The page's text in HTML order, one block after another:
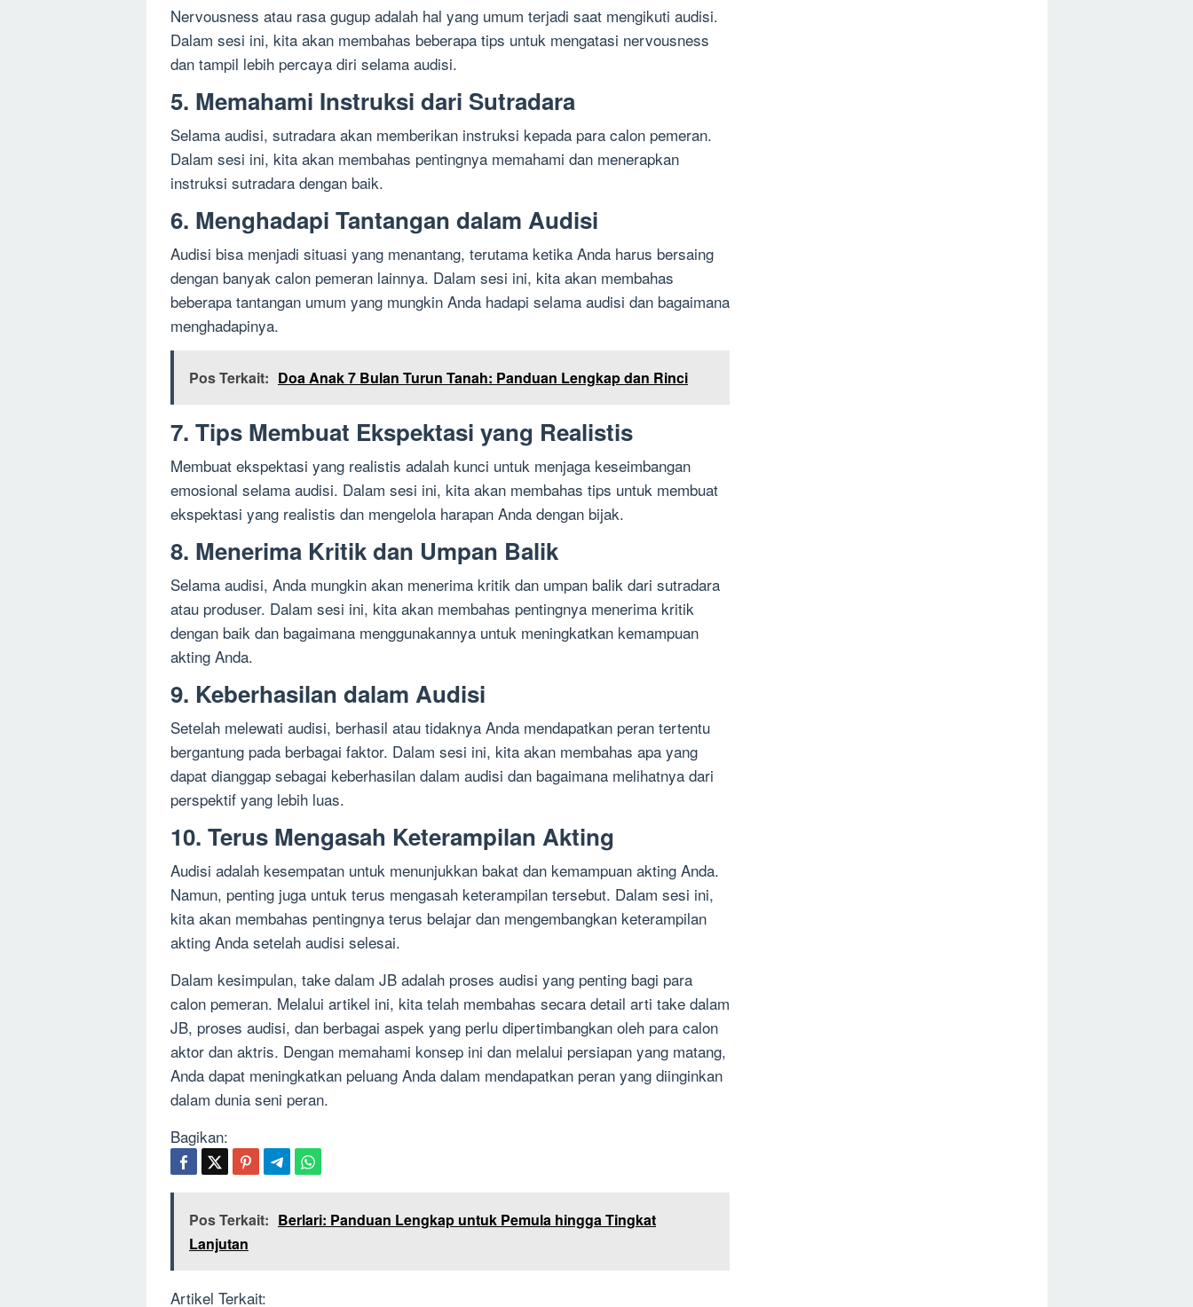
Nervousness atau rasa gugup adalah hal yang umum terjadi saat mengikuti audisi.
Dalam sesi ini, kita akan membahas beberapa tips untuk mengatasi nervousness
dan tampil lebih percaya diri selama audisi.
5. Memahami Instruksi dari Sutradara
Selama audisi, sutradara akan memberikan instruksi kepada para calon pemeran.
Dalam sesi ini, kita akan membahas pentingnya memahami dan menerapkan
instruksi sutradara dengan baik.
6. Menghadapi Tantangan dalam Audisi
Audisi bisa menjadi situasi yang menantang, terutama ketika Anda harus bersaing
dengan banyak calon pemeran lainnya. Dalam sesi ini, kita akan membahas
beberapa tantangan umum yang mungkin Anda hadapi selama audisi dan bagaimana
menghadapinya.
Pos Terkait: Doa Anak 7 Bulan Turun Tanah: Panduan Lengkap dan Rinci
7. Tips Membuat Ekspektasi yang Realistis
Membuat ekspektasi yang realistis adalah kunci untuk menjaga keseimbangan
emosional selama audisi. Dalam sesi ini, kita akan membahas tips untuk membuat
ekspektasi yang realistis dan mengelola harapan Anda dengan bijak.
8. Menerima Kritik dan Umpan Balik
Selama audisi, Anda mungkin akan menerima kritik dan umpan balik dari sutradara
atau produser. Dalam sesi ini, kita akan membahas pentingnya menerima kritik
dengan baik dan bagaimana menggunakannya untuk meningkatkan kemampuan
akting Anda.
9. Keberhasilan dalam Audisi
Setelah melewati audisi, berhasil atau tidaknya Anda mendapatkan peran tertentu
bergantung pada berbagai faktor. Dalam sesi ini, kita akan membahas apa yang
dapat dianggap sebagai keberhasilan dalam audisi dan bagaimana melihatnya dari
perspektif yang lebih luas.
10. Terus Mengasah Keterampilan Akting
Audisi adalah kesempatan untuk menunjukkan bakat dan kemampuan akting Anda.
Namun, penting juga untuk terus mengasah keterampilan tersebut. Dalam sesi ini,
kita akan membahas pentingnya terus belajar dan mengembangkan keterampilan
akting Anda setelah audisi selesai.
Dalam kesimpulan, take dalam JB adalah proses audisi yang penting bagi para
calon pemeran. Melalui artikel ini, kita telah membahas secara detail arti take dalam
JB, proses audisi, dan berbagai aspek yang perlu dipertimbangkan oleh para calon
aktor dan aktris. Dengan memahami konsep ini dan melalui persiapan yang matang,
Anda dapat meningkatkan peluang Anda dalam mendapatkan peran yang diinginkan
dalam dunia seni peran.
Bagikan:
Pos Terkait: Berlari: Panduan Lengkap untuk Pemula hingga Tingkat
Lanjutan
Artikel Terkait: